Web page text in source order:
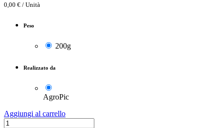
0,00 € / Unità
Peso
200g
Realizzato da
AgroPic
Aggiungi al carrello